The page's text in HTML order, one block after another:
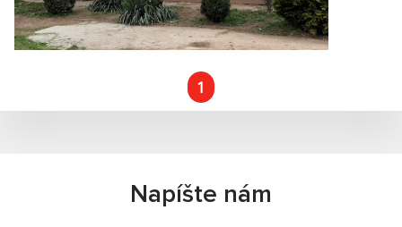
1
Napíšte nám